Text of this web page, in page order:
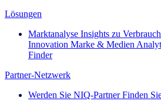
Lösungen
Marktanalyse Insights zu
Innovation Marke & Medien
Finder
Partner-Netzwerk
Werden Sie NIQ-Partner Finden